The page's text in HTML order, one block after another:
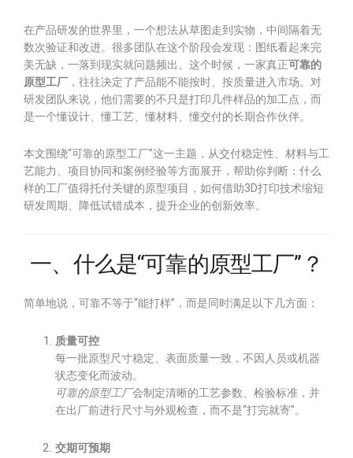
在产品研发的世界里，一个想法从草图走到实物，中间隔着无
数次验证和改进。很多团队在这个阶段会发现：图纸看起来完
美无缺，一落到现实就问题频出。这个时候，一家真正可靠的
原型工厂 ，往往决定了产品能不能按时、按质量进入市场。对
研发团队来说，他们需要的不只是打印几件样品的加工点，而
是一个懂设计、懂工艺、懂材料、懂交付的长期合作伙伴。
本文围绕“可靠的原型工厂”这一主题，从交付稳定性、材料与工
艺能力、项目协同和案例经验等方面展开，帮助你判断：什么
样的工厂值得托付关键的原型项目，如何借助3D打印技术缩短
研发周期、降低试错成本，提升企业的创新效率。
一、什么是“可靠的原型工厂”？
简单地说，可靠不等于“能打样”，而是同时满足以下几方面：
质量可控
每一批原型尺寸稳定、表面质量一致，不因人员或机器
状态变化而波动。
可靠的原型工厂会制定清晰的工艺参数、检验标准，并
在出厂前进行尺寸与外观检查，而不是“打完就寄”。
交期可预期